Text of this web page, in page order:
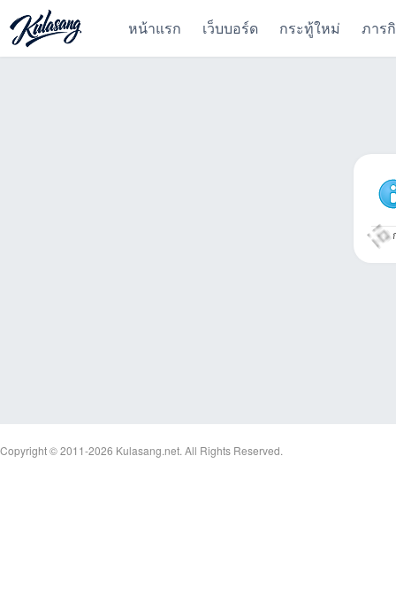
หน้าแรก เว็บบอร์ด กระทู้ใหม่ ภาร
Copyright © 2011-2026 Kulasang.net. All Rights Reserved.